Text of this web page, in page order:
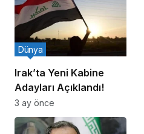
Irak’ta Yeni Kabine
Adayları Açıklandı!
Dünya
3 ay önce